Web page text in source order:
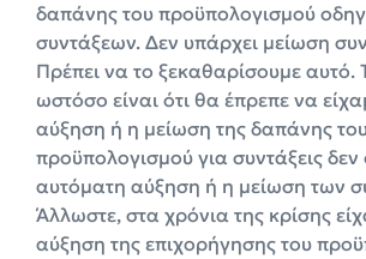
δαπάνης του προϋπολογισμού
συντάξεων. Δεν υπάρχει μείωση
Πρέπει να το ξεκαθαρίσουμε αυτό.
ωστόσο είναι ότι θα έπρεπε να
αύξηση ή η μείωση της δαπάνης
προϋπολογισμού για συντάξεις δεν
αυτόματη αύξηση ή η μείωση των
Άλλωστε, στα χρόνια της κρίσης
αύξηση της επιχορήγησης του